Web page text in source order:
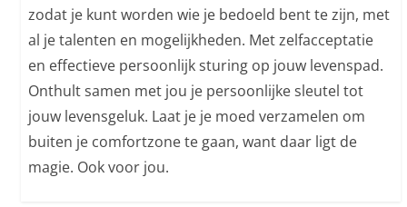
zodat je kunt worden wie je bedoeld bent te zijn, met
al je talenten en mogelijkheden. Met zelfacceptatie
en effectieve persoonlijk sturing op jouw levenspad.
Onthult samen met jou je persoonlijke sleutel tot
jouw levensgeluk. Laat je je moed verzamelen om
buiten je comfortzone te gaan, want daar ligt de
magie. Ook voor jou.